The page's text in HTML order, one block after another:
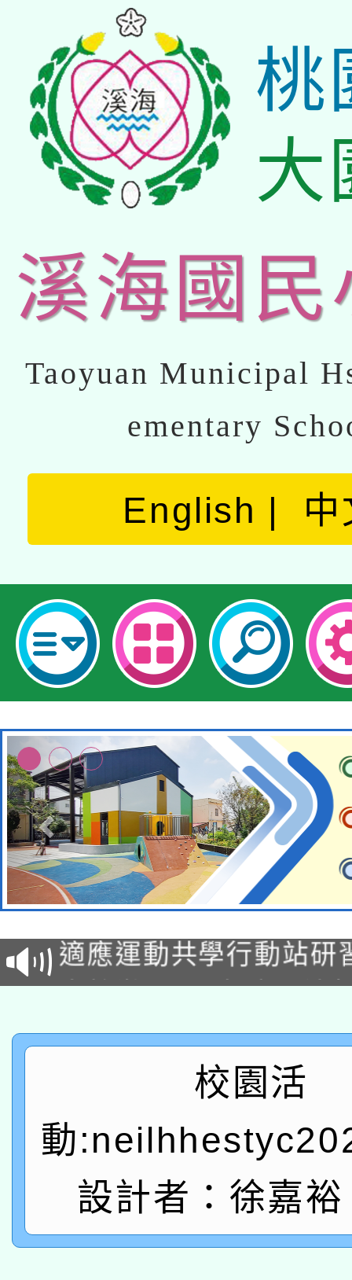
桃
大
溪海國民
Taoyuan Municipal
ementary
English 中
本校115學年度第2次
招甄選結果公告(無人
招)
適應運動共學行動站研
本館辦理115年度閱讀
暨閱讀推動專業研習
A3數位素養講師名單
「數位內容與教學軟
pilot」
有關大陸委員會函釋公
薪期間赴陸應申請許可
轉知經濟部水利署委託
業技術研究院辦理「
115年8月22日(星期六
2026年桃園地景藝術
校園活
動
設計者：徐嘉